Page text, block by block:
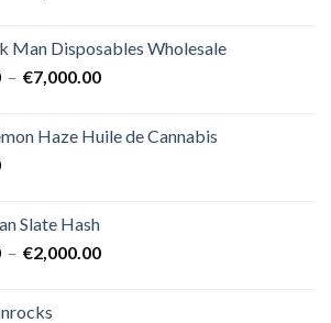
€400.00
à
Man Disposables Wholesale
– €7,000.00Plage
€350.00
Haze Huile de Cannabis
Slate Hash
– €2,000.00Plage